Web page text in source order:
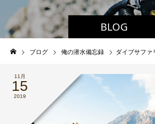
BLOG
ブログ 俺の潜水備忘録 ダイブサファ
11月
15
2019